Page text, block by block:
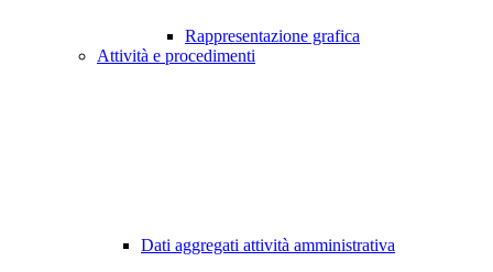
Rappresentazione grafica
Attività e procedimenti
Dati aggregati attività amministrativa